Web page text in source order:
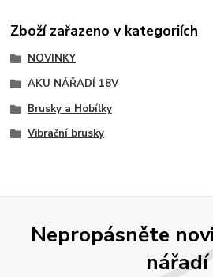
Zboží zařazeno v kategoriích
NOVINKY
AKU NÁŘADÍ 18V
Brusky a Hobílky
Vibrační brusky
Nepropásněte
nářadí